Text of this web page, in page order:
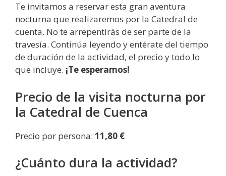
Te invitamos a reservar esta gran aventura
nocturna que realizaremos por la Catedral de
cuenta. No te arrepentirás de ser parte de la
travesía. Continúa leyendo y entérate del tiempo
de duración de la actividad, el precio y todo lo
que incluye. ¡Te esperamos!
Precio de la visita nocturna por
la Catedral de Cuenca
Precio por persona: 11,80 €
¿Cuánto dura la actividad?